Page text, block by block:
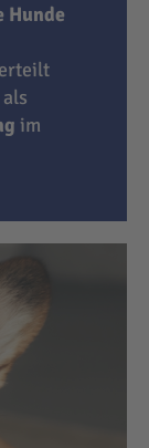
Hunde
im